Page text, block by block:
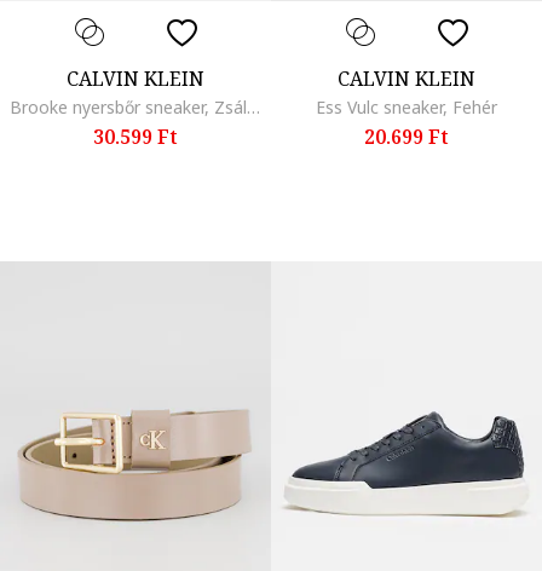
CALVIN KLEIN
Brooke nyersbőr sneaker, Zsályazöld
30.599 Ft
CALVIN KLEIN
Ess Vulc sneaker, Fehér
20.699 Ft